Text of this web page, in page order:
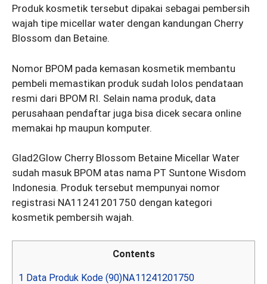
Produk kosmetik tersebut dipakai sebagai pembersih
wajah tipe micellar water dengan kandungan Cherry
Blossom dan Betaine.
Nomor BPOM pada kemasan kosmetik membantu
pembeli memastikan produk sudah lolos pendataan
resmi dari BPOM RI. Selain nama produk, data
perusahaan pendaftar juga bisa dicek secara online
memakai hp maupun komputer.
Glad2Glow Cherry Blossom Betaine Micellar Water
sudah masuk BPOM atas nama PT Suntone Wisdom
Indonesia. Produk tersebut mempunyai nomor
registrasi NA11241201750 dengan kategori
kosmetik pembersih wajah.
Contents
1 Data Produk Kode (90)NA11241201750